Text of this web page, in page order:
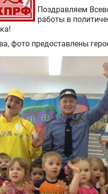
Поздравляем
работы в
фото предоставлены